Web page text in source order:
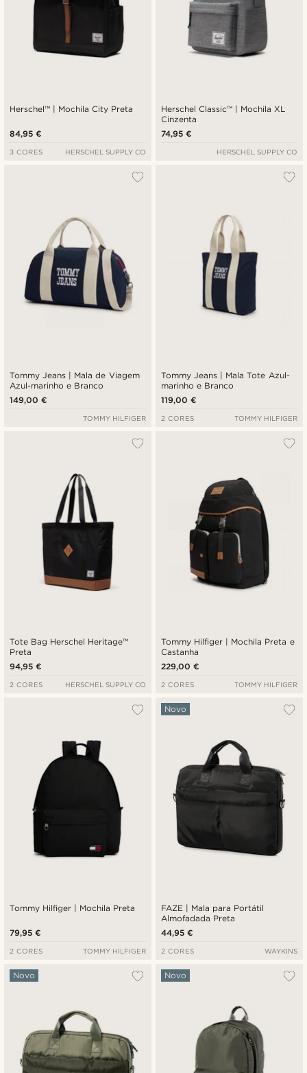
Herschel™ | Mochila City Preta
84,95 €
3 CORES HERSCHEL SUPPLY CO
Herschel Classic™ | Mochila XL
Cinzenta
74,95 €
HERSCHEL SUPPLY CO
Tommy Jeans | Mala de Viagem
Azul-marinho e Branco
149,00 €
TOMMY HILFIGER
Tommy Jeans | Mala Tote Azul-
marinho e Branco
119,00 €
2 CORES TOMMY HILFIGER
Tote Bag Herschel Heritage™
Preta
94,95 €
2 CORES HERSCHEL SUPPLY CO
Tommy Hilfiger | Mochila Preta e
Castanha
229,00 €
2 CORES TOMMY HILFIGER
Tommy Hilfiger | Mochila Preta
79,95 €
2 CORES TOMMY HILFIGER
FAZE | Mala para Portátil
Almofadada Preta
Novo
44,95 €
2 CORES WAYKINS
Novo Novo